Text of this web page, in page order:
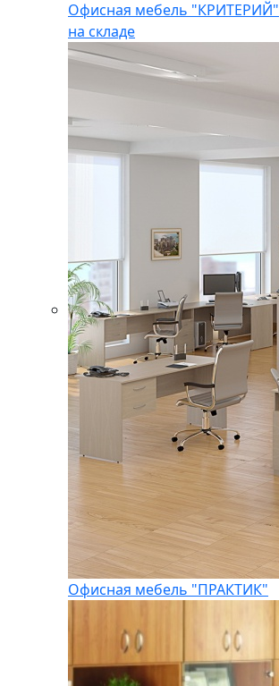
Офисная мебель "КРИТЕРИЙ"
на складе
Офисная мебель "ПРАКТИК"